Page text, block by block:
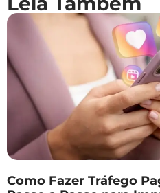
Como Fazer Tráfego